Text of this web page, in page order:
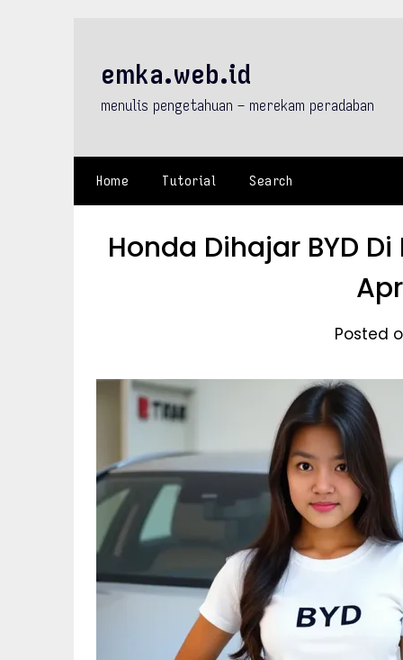
emka.web.id
menulis pengetahuan – merekam peradaban
Home Tutorial Search
Honda Dihajar BYD
Posted